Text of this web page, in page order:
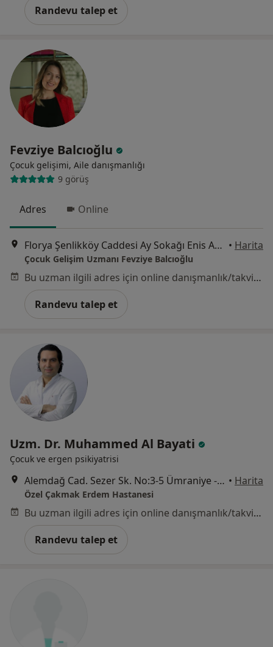
Randevu talep et
Fevziye Balcıoğlu
Çocuk gelişimi, Aile danışmanlığı
9 görüş
Adres Online
Florya Şenlikköy Caddesi Ay Sokağı Enis Apartmanı 6/6, İstanbul • Harita
Çocuk Gelişim Uzmanı Fevziye Balcıoğlu
Bu uzman ilgili adres için online danışmanlık/takvim sunmuyor.
Randevu talep et
Uzm. Dr. Muhammed Al Bayati
Çocuk ve ergen psikiyatrisi
Alemdağ Cad. Sezer Sk. No:3-5 Ümraniye - İstanbul, Ümraniye • Harita
Özel Çakmak Erdem Hastanesi
Bu uzman ilgili adres için online danışmanlık/takvim sunmuyor.
Randevu talep et